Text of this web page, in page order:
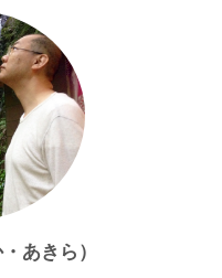
あきら）